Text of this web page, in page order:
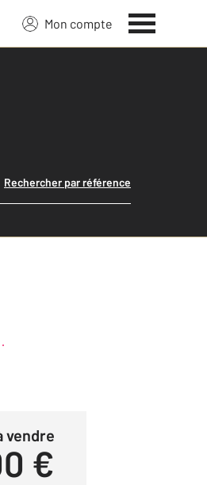
Mon compte
Rechercher par référence
une alerte
vendre
€